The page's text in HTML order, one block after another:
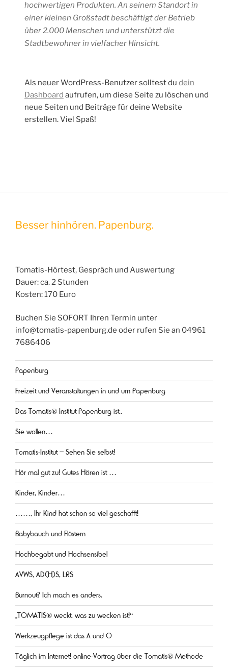
hochwertigen Produkten. An seinem Standort in
einer kleinen Großstadt beschäftigt der Betrieb
über 2.000 Menschen und unterstützt die
Stadtbewohner in vielfacher Hinsicht.
Als neuer WordPress-Benutzer solltest du dein
Dashboard aufrufen, um diese Seite zu löschen und
neue Seiten und Beiträge für deine Website
erstellen. Viel Spaß!
Besser hinhören. Papenburg.
Tomatis-Hörtest, Gespräch und Auswertung
Dauer: ca. 2 Stunden
Kosten: 170 Euro
Buchen Sie SOFORT Ihren Termin unter
info@tomatis-papenburg.de oder rufen Sie an 04961
7686406
Papenburg
Freizeit und Veranstaltungen in und um Papenburg
Das Tomatis® Institut Papenburg ist..
Sie wollen…
Tomatis-Institut – Sehen Sie selbst!
Hör mal gut zu! Gutes Hören ist …
Kinder, Kinder…
……, Ihr Kind hat schon so viel geschafft!
Babybauch und Flüstern
Hochbegabt und Hochsensibel
AVWS, AD(H)S, LRS
Burnout? Ich mach es anders.
„TOMATIS® weckt, was zu wecken ist!“
Werkzeugpflege ist das A und O
Täglich im Internet! online-Vortrag über die Tomatis® Methode